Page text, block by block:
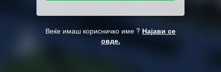
Веќе имаш корисничко име ? Најави се
овде.